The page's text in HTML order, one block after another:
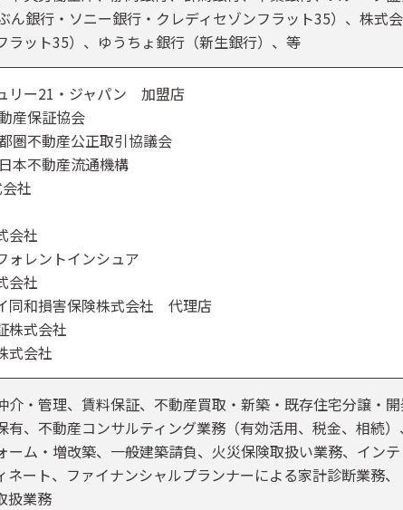
ん銀行・ソニー銀行・クレディセゾンフラット35）、株式
ラット35）、ゆうちょ銀行（新生銀行）、等
リー21・ジャパン 加盟店
産保証協会
圏不動産公正取引協議会
本不動産流通機構
社
会社
ォレントインシュア
会社
同和損害保険株式会社 代理店
株式会社
式会社
介・管理、賃料保証、不動産買取・新築・既存住宅分譲・
有、不動産コンサルティング業務（有効活用、税金、相続
ーム・増改築、一般建築請負、火災保険取扱い業務、イン
ネート、ファイナンシャルプランナーによる家計診断業務、
扱業務